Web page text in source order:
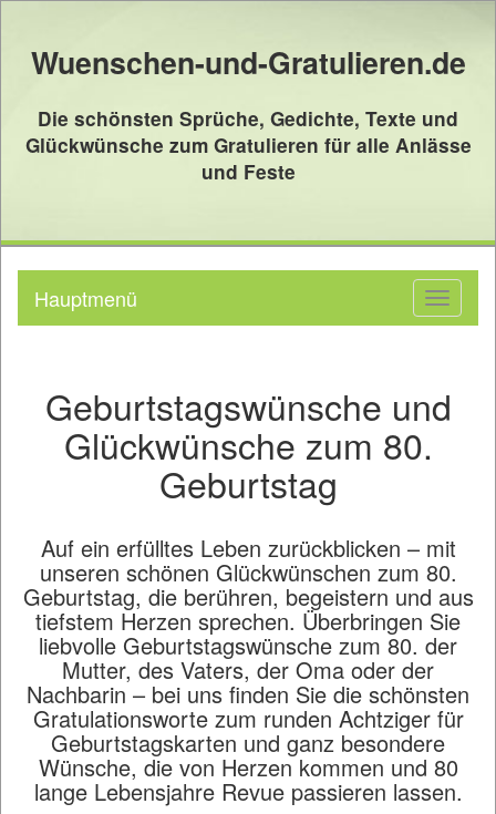
Wuenschen-und-Gratulieren.de
Die schönsten Sprüche, Gedichte, Texte und
Glückwünsche zum Gratulieren für alle Anlässe
und Feste
Toggle
Hauptmenü
Geburtstagswünsche und
Glückwünsche zum 80.
Geburtstag
Auf ein erfülltes Leben zurückblicken – mit
unseren schönen Glückwünschen zum 80.
Geburtstag, die berühren, begeistern und aus
tiefstem Herzen sprechen. Überbringen Sie
liebvolle Geburtstagswünsche zum 80. der
Mutter, des Vaters, der Oma oder der
Nachbarin – bei uns finden Sie die schönsten
Gratulationsworte zum runden Achtziger für
Geburtstagskarten und ganz besondere
Wünsche, die von Herzen kommen und 80
lange Lebensjahre Revue passieren lassen.